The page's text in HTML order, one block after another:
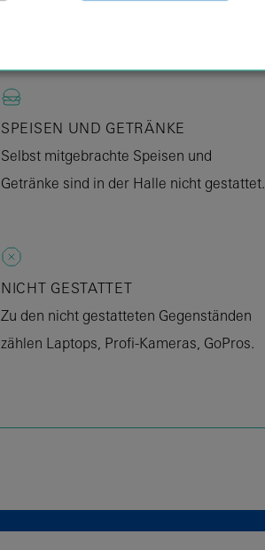
SPEISEN UND GETRÄNKE
Selbst mitgebrachte Speisen und
Getränke sind in der Halle nicht gestattet.
NICHT GESTATTET
Zu den nicht gestatteten Gegenständen
zählen Laptops, Profi-Kameras, GoPros.